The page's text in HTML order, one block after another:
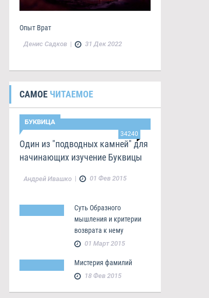
Опыт Врат
Денис Садков| 31 Дек 2022
САМОЕ ЧИТАЕМОЕ
34240
БУКВИЦА
Один из "подводных камней" для
начинающих изучение Буквицы
Андрей Ивашко| 01 Фев 2015
Суть Образного
мышления и критерии
возврата к нему
01 Март 2015
Мистерия фамилий
18 Фев 2015